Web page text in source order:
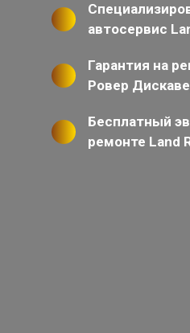
автосервис
Гарантия на
Ровер
Бесплатный
ремонте Land